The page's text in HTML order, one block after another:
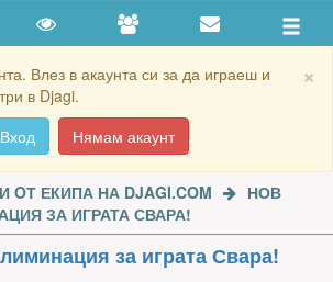
×
Влез в акаунта си за да играеш и
в Djagi.
Вход
Нямам акаунт
OТ ЕКИПА НА DJAGI.COM
НОВ
ЗА ИГРАТА СВАРА!
за играта Свара!